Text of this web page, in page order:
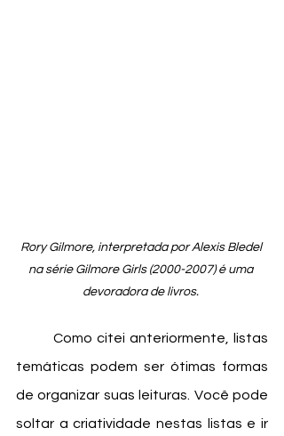
Rory Gilmore, interpretada por Alexis Bledel
na série Gilmore Girls (2000-2007) é uma
devoradora de livros.
temáticas podem ser ótimas formas
de organizar suas leituras. Você pode
soltar a criatividade nestas listas e ir